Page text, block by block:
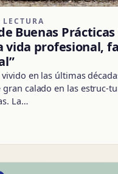
Buenas
vida profesional,
vivido en las últimas
calado en las estruc-
La…